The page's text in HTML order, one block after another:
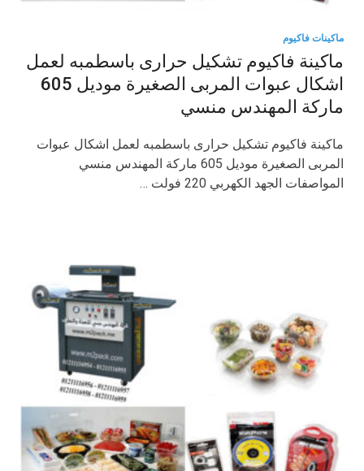
ماكينات فاكيوم
ماكينة فاكيوم تشكيل حرارى باسطمبه لعمل
اشكال عبوات المربى الصغيرة موديل 605
ماركة المهندس منسي
ماكينة فاكيوم تشكيل حرارى باسطمبه لعمل اشكال عبوات
المربى الصغيرة موديل 605 ماركة المهندس منسي
المواصفات الجهد الكهربي 220 فولت …